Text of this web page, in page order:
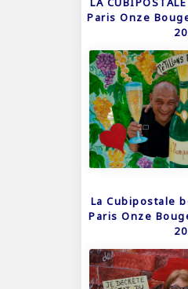
Paris Onze
La Cubipostale
Paris Onze